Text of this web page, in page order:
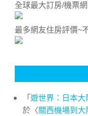
全球最大訂房/機票
最多網友住房評價~
「遊世界：日本大
於〈關西機場到大